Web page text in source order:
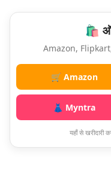
🛍️
Amazon,
🛒 Amazon
👗 Myntra
यहाँ से खरीदारी